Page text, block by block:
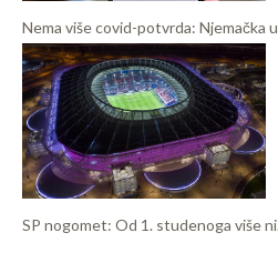
Nema više covid-potvrda: Njemačka
SP nogomet: Od 1. studenoga više